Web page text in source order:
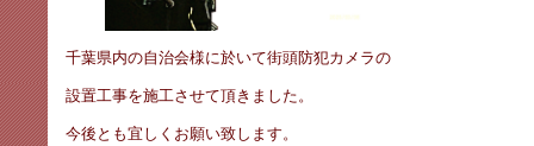
千葉県内の自治会様に於いて街頭防犯カメラの
設置工事を施工させて頂きました。
今後とも宜しくお願い致します。